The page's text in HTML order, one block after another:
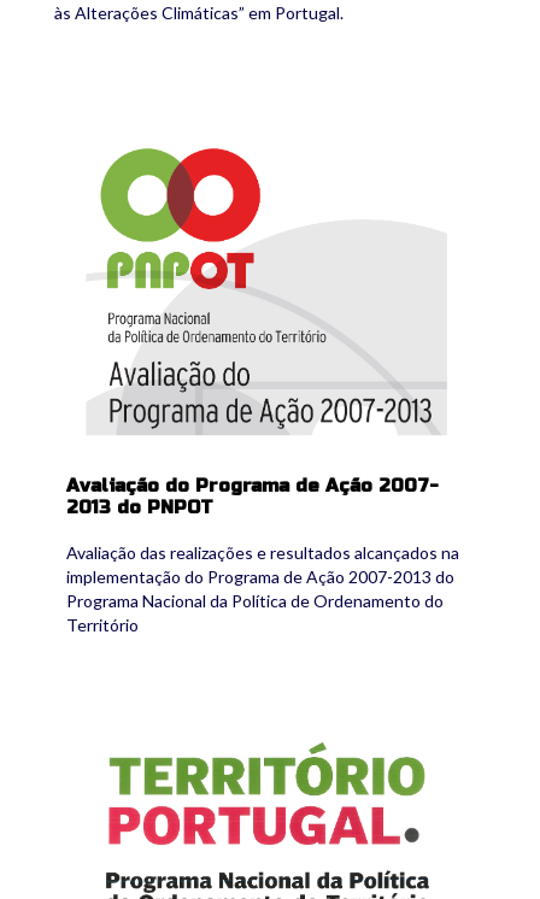
às Alterações Climáticas” em Portugal.
Avaliação do Programa de Ação 2007-
2013 do PNPOT
Avaliação das realizações e resultados alcançados na
implementação do Programa de Ação 2007-2013 do
Programa Nacional da Política de Ordenamento do
Território